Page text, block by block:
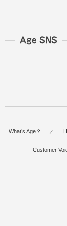
Age SNS
What’s Age？
Customer